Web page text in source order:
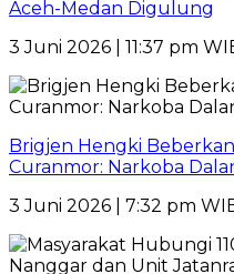
Aceh-Medan Digulung
3 Juni 2026 | 11:37 pm
Brigjen Hengki Beberkan
Curanmor: Narkoba
3 Juni 2026 | 7:32 pm